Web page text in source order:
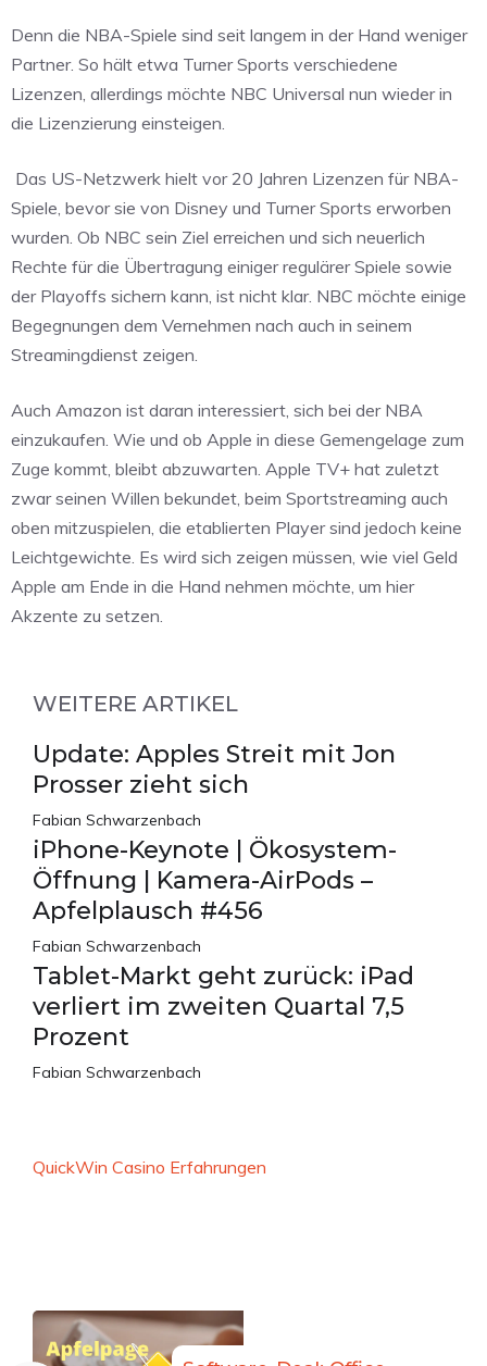
Denn die NBA-Spiele sind seit langem in der Hand weniger
Partner. So hält etwa Turner Sports verschiedene
Lizenzen, allerdings möchte NBC Universal nun wieder in
die Lizenzierung einsteigen.
Das US-Netzwerk hielt vor 20 Jahren Lizenzen für NBA-
Spiele, bevor sie von Disney und Turner Sports erworben
wurden. Ob NBC sein Ziel erreichen und sich neuerlich
Rechte für die Übertragung einiger regulärer Spiele sowie
der Playoffs sichern kann, ist nicht klar. NBC möchte einige
Begegnungen dem Vernehmen nach auch in seinem
Streamingdienst zeigen.
Auch Amazon ist daran interessiert, sich bei der NBA
einzukaufen. Wie und ob Apple in diese Gemengelage zum
Zuge kommt, bleibt abzuwarten. Apple TV+ hat zuletzt
zwar seinen Willen bekundet, beim Sportstreaming auch
oben mitzuspielen, die etablierten Player sind jedoch keine
Leichtgewichte. Es wird sich zeigen müssen, wie viel Geld
Apple am Ende in die Hand nehmen möchte, um hier
Akzente zu setzen.
WEITERE ARTIKEL
Update: Apples Streit mit Jon
Prosser zieht sich
Fabian Schwarzenbach
iPhone-Keynote | Ökosystem-
Öffnung | Kamera-AirPods –
Apfelplausch #456
Fabian Schwarzenbach
Tablet-Markt geht zurück: iPad
verliert im zweiten Quartal 7,5
Prozent
Fabian Schwarzenbach
QuickWin Casino Erfahrungen